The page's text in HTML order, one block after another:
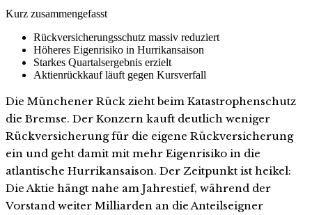
Kurz zusammengefasst
Rückversicherungsschutz massiv reduziert
Höheres Eigenrisiko in Hurrikansaison
Starkes Quartalsergebnis erzielt
Aktienrückkauf läuft gegen Kursverfall
Die Münchener Rück zieht beim Katastrophenschutz
die Bremse. Der Konzern kauft deutlich weniger
Rückversicherung für die eigene Rückversicherung
ein und geht damit mit mehr Eigenrisiko in die
atlantische Hurrikansaison. Der Zeitpunkt ist heikel:
Die Aktie hängt nahe am Jahrestief, während der
Vorstand weiter Milliarden an die Anteilseigner